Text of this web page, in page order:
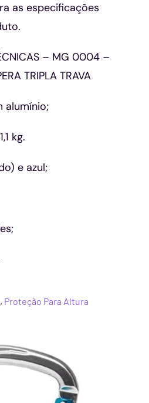
as especificações
– MG 0004 –
TRIPLA TRAVA
alumínio;
kg.
e azul;
, Proteção Para Altura